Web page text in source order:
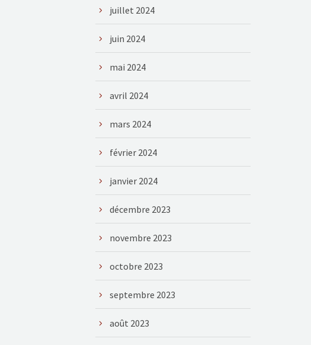
juillet 2024
juin 2024
mai 2024
avril 2024
mars 2024
février 2024
janvier 2024
décembre 2023
novembre 2023
octobre 2023
septembre 2023
août 2023